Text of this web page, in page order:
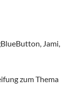
Jami,
zum Thema